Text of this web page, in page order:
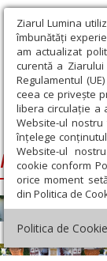
Ziarul Lumina
îmbunătăți
am actualizat
curentă a
Regulamentul
ceea ce privește
libera circulație a
Website-ul
înțelege
Website-ul
cookie conform
orice moment
din Politica de
Politica de Cookie
Ziarul Lumina ›
Reședința
Știri